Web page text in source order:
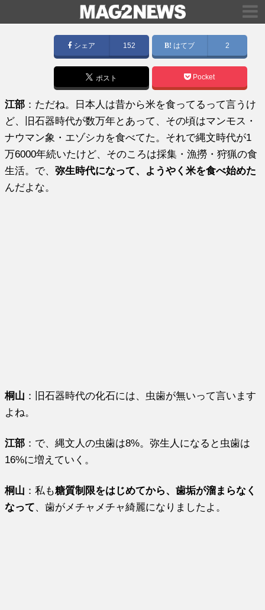
シェア 152 はてブ 2
ポスト Pocket
江部 ：ただね。日本人は昔から米を食ってるって言うけ
ど、旧石器時代が数万年とあって、その頃はマンモス・
ナウマン象・エゾシカを食べてた。それで縄文時代が1
万6000年続いたけど、そのころは採集・漁撈・狩猟の食
生活。で、弥生時代になって、ようやく米を食べ始めた
んだよな。
桐山 ：旧石器時代の化石には、虫歯が無いって言います
よね。
江部 ：で、縄文人の虫歯は8%。弥生人になると虫歯は
16%に増えていく。
桐山 ：私も糖質制限をはじめてから、歯垢が溜まらなく
なって、歯がメチャメチャ綺麗になりましたよ。